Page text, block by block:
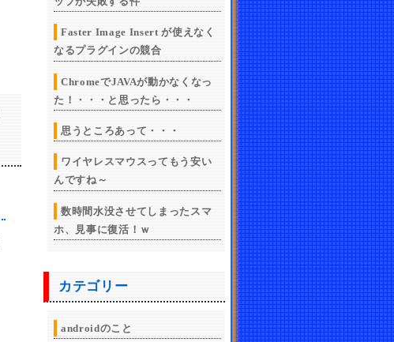
Faster Image Insert が使えなく
なるプラグインの競合
ChromeでJAVAが動かなくなっ
た！・・・と思ったら・・・
思うところあって・・・
ワイヤレスマウスってもう安い
んですね～
数時間水没させてしまったスマ
ホ、見事に復活！ｗ
カテゴリー
androidのこと